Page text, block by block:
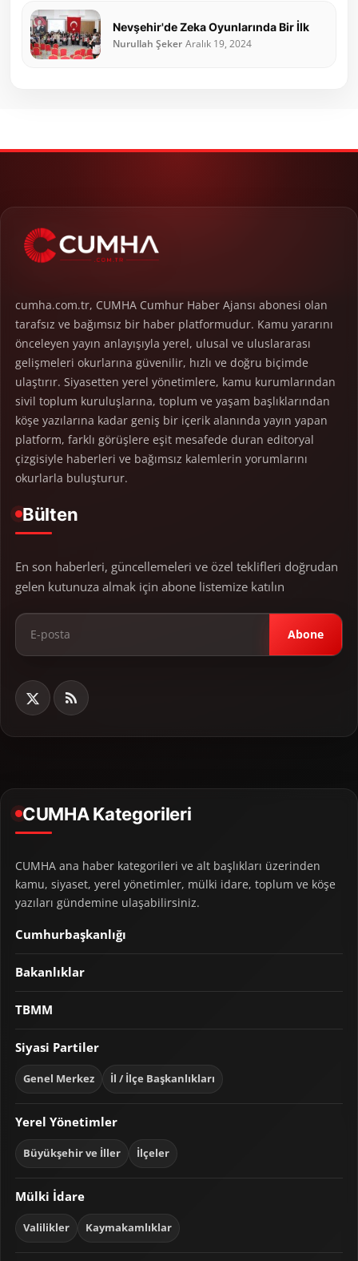
Nevşehir'de Zeka Oyunlarında Bir İlk
Nurullah Şeker Aralık 19, 2024
cumha.com.tr, CUMHA Cumhur Haber Ajansı abonesi olan
tarafsız ve bağımsız bir haber platformudur. Kamu yararını
önceleyen yayın anlayışıyla yerel, ulusal ve uluslararası
gelişmeleri okurlarına güvenilir, hızlı ve doğru biçimde
ulaştırır. Siyasetten yerel yönetimlere, kamu kurumlarından
sivil toplum kuruluşlarına, toplum ve yaşam başlıklarından
köşe yazılarına kadar geniş bir içerik alanında yayın yapan
platform, farklı görüşlere eşit mesafede duran editoryal
çizgisiyle haberleri ve bağımsız kalemlerin yorumlarını
okurlarla buluşturur.
Bülten
En son haberleri, güncellemeleri ve özel teklifleri doğrudan
gelen kutunuza almak için abone listemize katılın
Abone
CUMHA Kategorileri
CUMHA ana haber kategorileri ve alt başlıkları üzerinden
kamu, siyaset, yerel yönetimler, mülki idare, toplum ve köşe
yazıları gündemine ulaşabilirsiniz.
Cumhurbaşkanlığı
Bakanlıklar
TBMM
Siyasi Partiler
Genel Merkez İl / İlçe Başkanlıkları
Yerel Yönetimler
Büyükşehir ve İller İlçeler
Mülki İdare
Valilikler Kaymakamlıklar